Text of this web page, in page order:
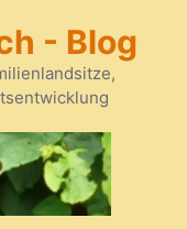
- Blog